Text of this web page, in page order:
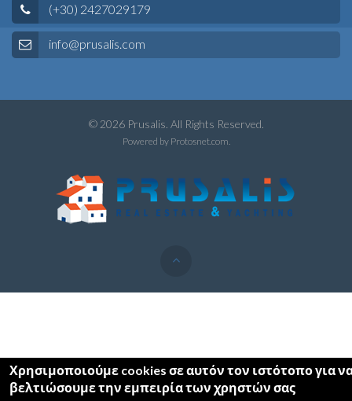
(+30) 2427029179
info@prusalis.com
© 2026 Prusalis. All Rights Reserved.
Powered by Protosnet.com.
Χρησιμοποιούμε cookies σε αυτόν τον ιστότοπο για
βελτιώσουμε την εμπειρία των χρηστών σας